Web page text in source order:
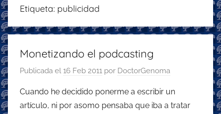
podcasting
recomendaciones
disfrutar
podcastfera
Etiqueta: publicidad
Monetizando el podcasting
Publicada el 16 Feb 2011 por DoctorGenoma
Cuando he decidido ponerme a escribir un
artículo, ni por asomo pensaba que iba a tratar